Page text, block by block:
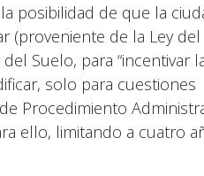
posibilidad de que la
(proveniente de la Ley del
Suelo, para “incentivar
solo para cuestiones
Procedimiento
ello, limitando a cuatro